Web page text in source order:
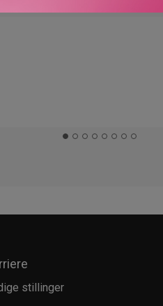
stillinger